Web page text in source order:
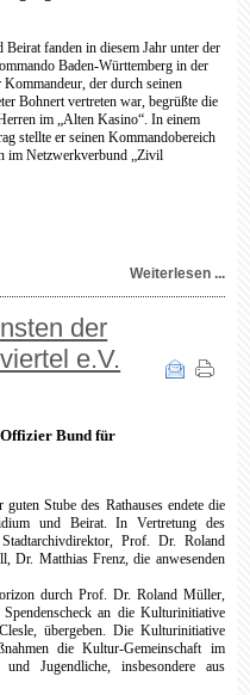
fanden in diesem Jahr unter der
Baden-Württemberg in der
der durch seinen
Bohnert vertreten war, begrüßte die
im „Alten Kasino“. In einem
stellte er seinen Kommandobereich
im Netzwerkverbund „Zivil
Weiterlesen ...
der
e.V.
Offizier Bund für
Stube des Rathauses endete die
und Beirat. In Vertretung des
Prof. Dr. Roland
Dr. Matthias Frenz, die anwesenden
durch Prof. Dr. Roland Müller,
an die Kulturinitiative
übergeben. Die Kulturinitiative
die Kultur-Gemeinschaft im
Jugendliche, insbesondere aus